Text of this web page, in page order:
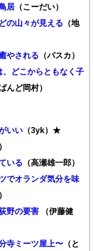
居 （こーだい）
の山々が見える （地
やされる （パスカ）
どこからともなく子
んど岡村）
いい （3yk）★
いる （高瀬雄一郎）
でオランダ気分を味
野の要害
（伊藤健
寺ミーツ屋上〜 （と